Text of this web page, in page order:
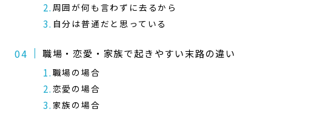
周囲が何も言わずに去るから
自分は普通だと思っている
職場・恋愛・家族で起きやすい末路の違い
職場の場合
恋愛の場合
家族の場合